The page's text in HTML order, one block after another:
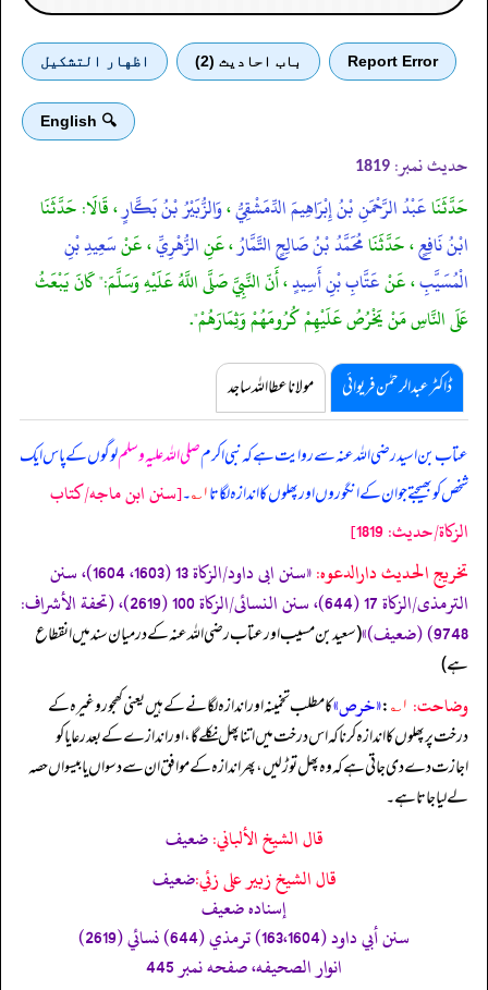
Report Error باب احادیث (2) اظهار التشكيل
🔍 English
حدیث نمبر: 1819
حَدَّثَنَاعَبْدُ الرَّحْمَنِ بْنُ إِبْرَاهِيمَ الدِّمَشْقِيُّ،وَالزُّبَيْرُ بْنُ بَكَّارٍ، قَالَا: حَدَّثَنَا
ابْنُ نَافِعٍ، حَدَّثَنَامُحَمَّدُ بْنُ صَالِحٍ التَّمَّارُ، عَنِالزُّهْرِيِّ، عَنْسَعِيدِ بْنِ
الْمُسَيَّبِ، عَنْعَتَّابِ بْنِ أَسِيدٍ، أَنّ النَّبِيَّ صَلَّى اللَّهُ عَلَيْهِ وَسَلَّمَ:" كَانَ يَبْعَثُ
عَلَى النَّاسِ مَنْ يَخْرُصُ عَلَيْهِمْ كُرُومَهُمْ وَثِمَارَهُمْ".
ڈاکٹر عبدالرحمٰن فریوائی مولانا عطا اللہ ساجد
عتاب بن اسید رضی اللہ عنہ سے روایت ہے کہنبی اکرمصلی اللہ علیہ وسلملوگوں کے پاس ایک
شخص کو بھیجتے جو ان کے انگوروں اور پھلوں کا اندازہ لگاتا۱؎ ۔[سنن ابن ماجه/كتاب
الزكاة/حدیث: 1819]
تخریج الحدیث دارالدعوہ:
«‏‏‏‏سنن ابی داود/الزکاة 13 (1603، 1604)، سنن
الترمذی/الزکاة 17 (644)، سنن النسائی/الزکاة 100 (2619)، (تحفة الأشراف:
9748) (ضعیف)»
‏‏‏‏ (سعید بن مسیب اور عتاب رضی اللہ عنہ کے درمیان سند میں انقطاع
ہے)
وضاحت: ۱؎ :«خرص»کا مطلب تخمینہ اور اندازہ لگانے کے ہیں یعنی کھجور وغیرہ کے
درخت پر پھلوں کا اندازہ کرنا کہ اس درخت میں اتنا پھل نکلے گا، اور اندازے کے بعد رعایا کو
اجازت دے دی جاتی ہے کہ وہ پھل توڑ لیں، پھر اندازہ کے موافق ان سے دسواں یا بیسواں حصہ
لے لیا جاتا ہے۔
قال الشيخ الألباني:ضعيف
قال الشيخ زبير على زئي:ضعيف
إسناده ضعيف
سنن أبي داود (163،1604) ترمذي (644) نسائي (2619)
انوار الصحيفه، صفحه نمبر 445